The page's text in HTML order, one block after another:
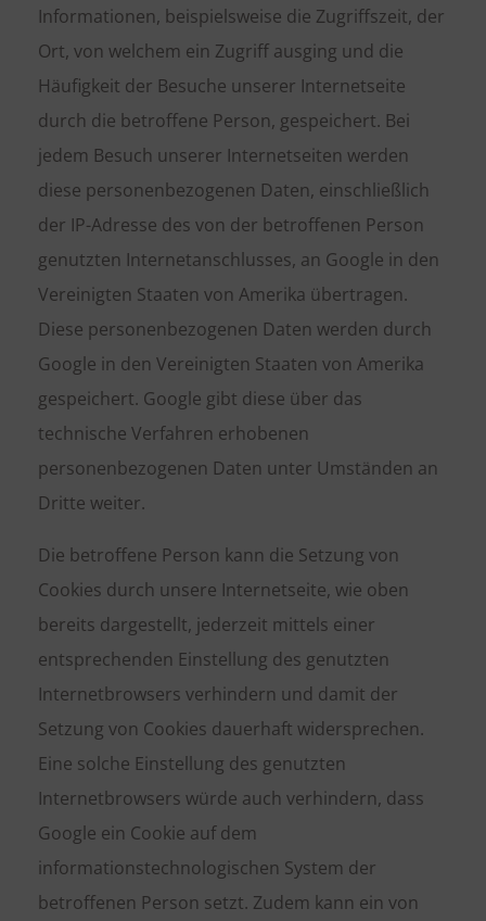
Informationen, beispielsweise die Zugriffszeit, der
Ort, von welchem ein Zugriff ausging und die
Häufigkeit der Besuche unserer Internetseite
durch die betroffene Person, gespeichert. Bei
jedem Besuch unserer Internetseiten werden
diese personenbezogenen Daten, einschließlich
der IP-Adresse des von der betroffenen Person
genutzten Internetanschlusses, an Google in den
Vereinigten Staaten von Amerika übertragen.
Diese personenbezogenen Daten werden durch
Google in den Vereinigten Staaten von Amerika
gespeichert. Google gibt diese über das
technische Verfahren erhobenen
personenbezogenen Daten unter Umständen an
Dritte weiter.
Die betroffene Person kann die Setzung von
Cookies durch unsere Internetseite, wie oben
bereits dargestellt, jederzeit mittels einer
entsprechenden Einstellung des genutzten
Internetbrowsers verhindern und damit der
Setzung von Cookies dauerhaft widersprechen.
Eine solche Einstellung des genutzten
Internetbrowsers würde auch verhindern, dass
Google ein Cookie auf dem
informationstechnologischen System der
betroffenen Person setzt. Zudem kann ein von